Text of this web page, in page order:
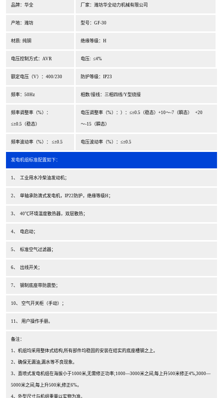
品牌：华全 厂家：潍坊华全动力机械有限公司
产地：潍坊 型号：GF-30
材质: 纯铜 绝缘等级：H
电压控制方式：AVR 电压: ≤4%
额定电压（V）：400/230 防护等级：IP23
频率：50Hz 相数/接线：三相四线/Y型绕接
频率调整率（%）：
≤±0.5（稳态）
电压调整率（%）：）：≤±0.5（稳态）+10～-7（瞬态） +20
～-15（瞬态）
频率波动率（%）： ≤±0.5 电压波动率（%）：≤±0.5
发电机组标准配置如下：
1、 工业用水冷柴油发动机；
2、 单轴承防滴式发电机，IP22防护，绝缘等级H；
3、 40℃环境温度散热器，双层散热；
4、 电启动；
5、 标准空气过滤器；
6、 出线开关；
7、 钢制底座带防震垫；
10、 空气开关柜（手动）；
11、 用户操作手册。
备注：
1、机组均采用整体式结构,所有部件均稳固的安装在结实的底座槽钢之上。
2、确保无漏油,漏水等不良现象。
3、直喷式发电机组在海拔小于1000米,无需修正功率;1000—3000米之间,每上升500米修正4%,3000—
5000米之间,每上升500米,修正6%。
4、外型尺寸与机组重量以实物为准。